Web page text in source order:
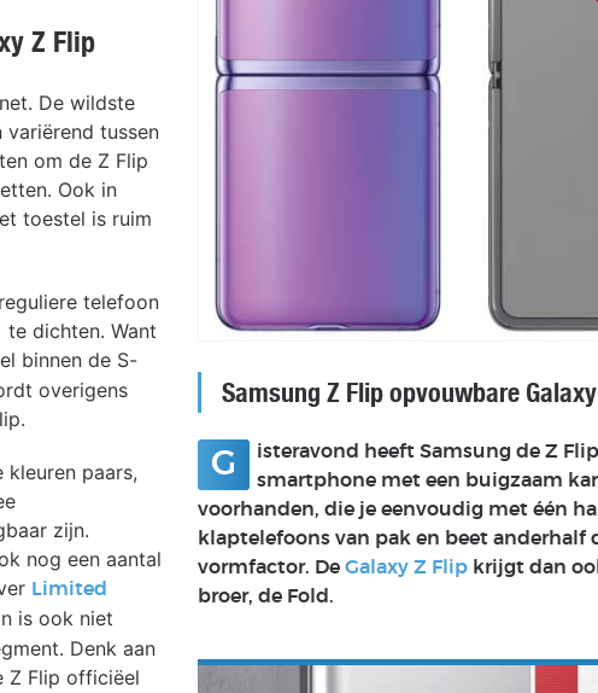
Z Flip
De wildste
variërend tussen
om de Z Flip
Ook in
toestel is ruim
telefoon
dichten. Want
binnen de S-
overigens
paars,
zijn.
nog een aantal
Limited
is ook niet
Denk aan
Z Flip officiëel
Samsung Z Flip opvouwbare
G
isteravond heeft Samsung de Z
smartphone met een buigzaam
voorhanden, die je eenvoudig met één
klaptelefoons van pak en beet anderhalf
vormfactor. De Galaxy Z Flip krijgt dan
broer, de Fold.